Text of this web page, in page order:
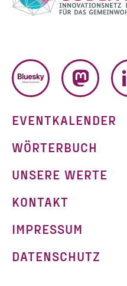
BLUESKYMASTODON
EVENTKALENDER
WÖRTERBUCH
UNSERE WERTE
KONTAKT
IMPRESSUM
DATENSCHUTZ